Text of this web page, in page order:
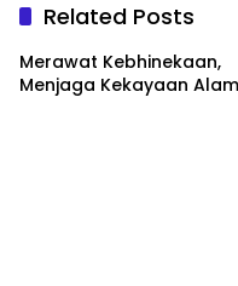
Related Posts
Merawat Kebhinekaan,
Menjaga Kekayaan Alam